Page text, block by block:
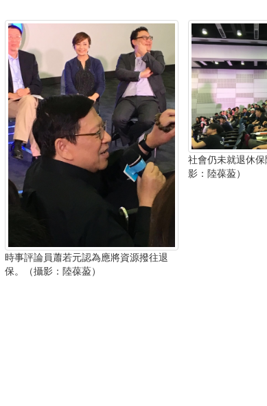
時事評論員蕭若元認為應將資源撥往退
保。（攝影：陸葆萾）
社會仍未就退休
影：陸葆萾）